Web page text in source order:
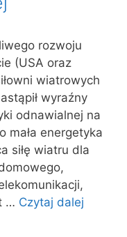
rozwoju
(USA oraz
wiatrowych
wyraźny
odnawialnej na
mała energetyka
siłę wiatru dla
… Czytaj dalej